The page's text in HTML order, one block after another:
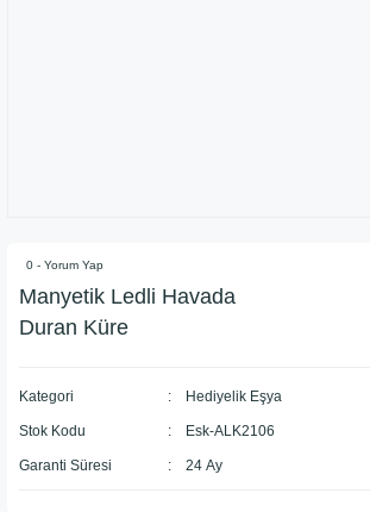
0 - Yorum Yap
Manyetik Ledli Havada
Duran Küre
Kategori Hediyelik Eşya
Stok Kodu Esk-ALK2106
Garanti Süresi 24 Ay